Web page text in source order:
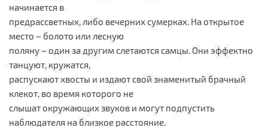
начинается в
предрассветных, либо вечерних сумерках. На открытое
место – болото или лесную
поляну – один за другим слетаются самцы. Они эффектно
танцуют, кружатся,
распускают хвосты и издают свой знаменитый брачный
клекот, во время которого не
слышат окружающих звуков и могут подпустить
наблюдателя на близкое расстояние.